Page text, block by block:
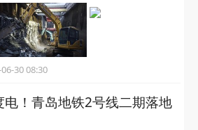
新闻 2026-06-30 08:30
！青岛地铁2号线二期落地